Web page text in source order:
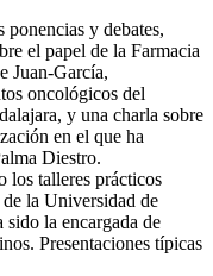
ponencias y debates,
el papel de la Farmacia
Juan-García,
oncológicos del
y una charla sobre
en el que ha
Diestro.
los talleres prácticos
la Universidad de
sido la encargada de
Presentaciones típicas